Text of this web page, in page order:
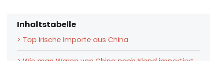
Inhaltstabelle
> Top irische Importe aus China